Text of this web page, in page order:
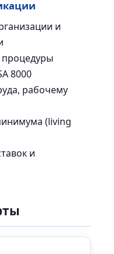
и
8000
рабочему
(living
и